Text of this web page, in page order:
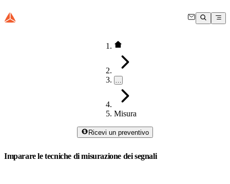
…
Misura
Ricevi un preventivo
Imparare le tecniche di misurazione dei segnali